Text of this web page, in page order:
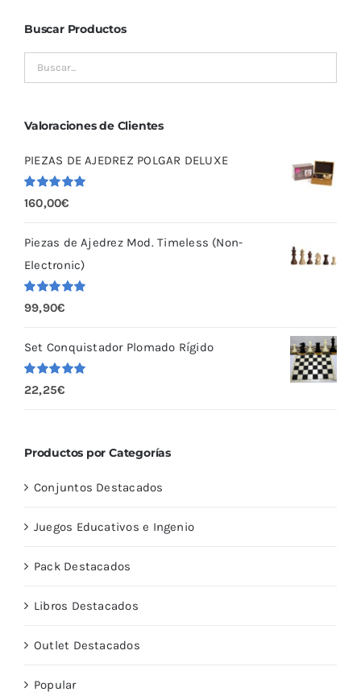
Buscar Productos
Valoraciones de Clientes
PIEZAS DE AJEDREZ POLGAR DELUXE
Valorado
con 5.00
160,00€
Piezas de Ajedrez Mod. Timeless (Non-
Electronic)
Valorado
con 5.00
99,90€
Set Conquistador Plomado Rígido
Valorado
con
5.00
22,25€
Productos por Categorías
Conjuntos Destacados
Juegos Educativos e Ingenio
Pack Destacados
Libros Destacados
Outlet Destacados
Popular